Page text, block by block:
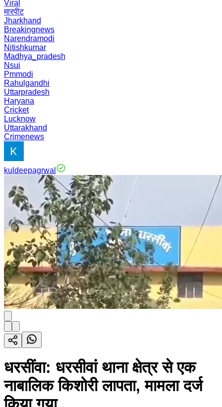
Viral
मारपीट
Jharkhand
Breakingnews
Narendramodi
Nitishkumar
Madhya_pradesh
Nsui
Pmmodi
Rahulgandhi
Uttarpradesh
Haryana
Cricket
Lucknow
Uttarakhand
Crimenews
kuldeepagrwal
धरसींवा: धरसीवां थाना क्षेत्र से एक
नाबालिक किशोरी लापता, मामला दर्ज